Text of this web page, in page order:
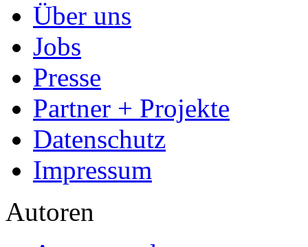
Über uns
Jobs
Presse
Partner + Projekte
Datenschutz
Impressum
Autoren